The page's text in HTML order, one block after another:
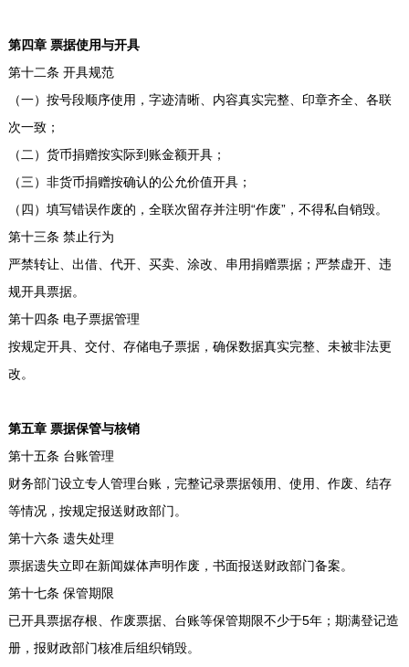
第四章 票据使用与开具
第十二条 开具规范
（一）按号段顺序使用，字迹清晰、内容真实完整、印章齐全、各联
次一致；
（二）货币捐赠按实际到账金额开具；
（三）非货币捐赠按确认的公允价值开具；
（四）填写错误作废的，全联次留存并注明“作废”，不得私自销毁。
第十三条 禁止行为
严禁转让、出借、代开、买卖、涂改、串用捐赠票据；严禁虚开、违
规开具票据。
第十四条 电子票据管理
按规定开具、交付、存储电子票据，确保数据真实完整、未被非法更
改。
第五章 票据保管与核销
第十五条 台账管理
财务部门设立专人管理台账，完整记录票据领用、使用、作废、结存
等情况，按规定报送财政部门。
第十六条 遗失处理
票据遗失立即在新闻媒体声明作废，书面报送财政部门备案。
第十七条 保管期限
已开具票据存根、作废票据、台账等保管期限不少于5年；期满登记造
册，报财政部门核准后组织销毁。